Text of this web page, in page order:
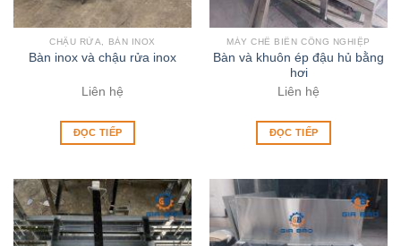
CHẬU RỬA, BÀN INOX
Bàn inox và chậu rửa inox
Liên hệ
ĐỌC TIẾP
MÁY CHẾ BIẾN CÔNG NGHIỆP
Bàn và khuôn ép đậu hủ bằng
hơi
Liên hệ
ĐỌC TIẾP